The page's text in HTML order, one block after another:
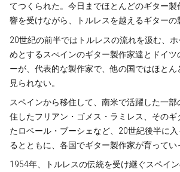
てつくられた。今日までほとんどのギター
響を受けながら、トルレスを越えるギターの
20世紀の前半ではトルレスの流れを汲む、
めとするスぺインのギター製作家達とドイ
ーが、代表的な製作家で、他の国ではほと
見られない。
スペインから移住して、南米で活躍した一
住したフリアン・ゴメス・ラミレス、そのギ
たロベール・ブーシェなど、20世紀後半に
るとともに、各国でギター製作家が育ってい
1954年、トルレスの伝統を受け継ぐスペイン